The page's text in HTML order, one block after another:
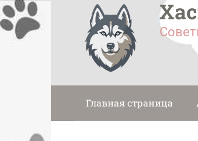
Перейти
к
контенту
Главная страница